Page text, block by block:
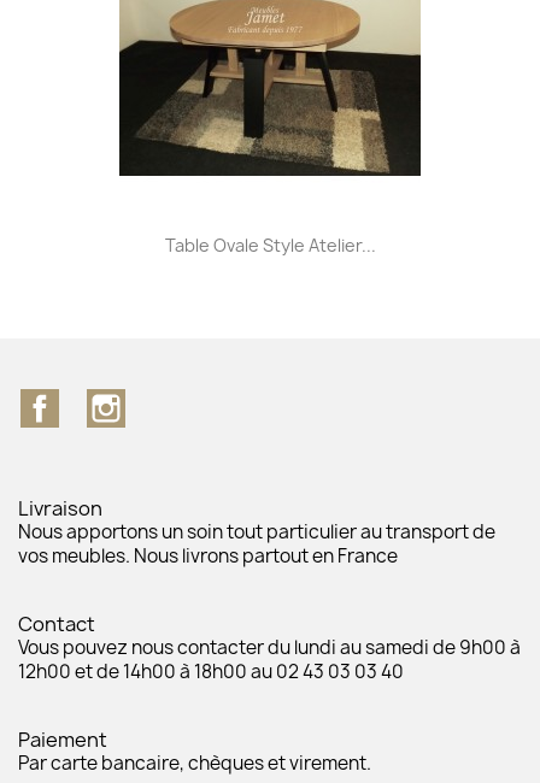
Table Ovale Style Atelier...
Facebook
Livraison
Nous apportons un soin tout particulier au transport de
vos meubles. Nous livrons partout en France
Contact
Vous pouvez nous contacter du lundi au samedi de 9h00 à
12h00 et de 14h00 à 18h00 au 02 43 03 03 40
Paiement
Par carte bancaire, chèques et virement.